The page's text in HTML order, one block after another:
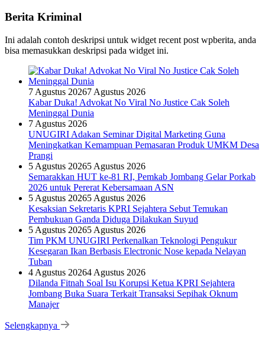
Berita Kriminal
Ini adalah contoh deskripsi untuk widget recent post wpberita, anda
bisa memasukkan deskripsi pada widget ini.
7 Agustus 20267 Agustus 2026
Kabar Duka! Advokat No Viral No Justice Cak Soleh
Meninggal Dunia
7 Agustus 2026
UNUGIRI Adakan Seminar Digital Marketing Guna
Meningkatkan Kemampuan Pemasaran Produk UMKM Desa
Prangi
5 Agustus 20265 Agustus 2026
Semarakkan HUT ke-81 RI, Pemkab Jombang Gelar Porkab
2026 untuk Pererat Kebersamaan ASN
5 Agustus 20265 Agustus 2026
Kesaksian Sekretaris KPRI Sejahtera Sebut Temukan
Pembukuan Ganda Diduga Dilakukan Suyud
5 Agustus 20265 Agustus 2026
Tim PKM UNUGIRI Perkenalkan Teknologi Pengukur
Kesegaran Ikan Berbasis Electronic Nose kepada Nelayan
Tuban
4 Agustus 20264 Agustus 2026
Dilanda Fitnah Soal Isu Korupsi Ketua KPRI Sejahtera
Jombang Buka Suara Terkait Transaksi Sepihak Oknum
Manajer
Selengkapnya